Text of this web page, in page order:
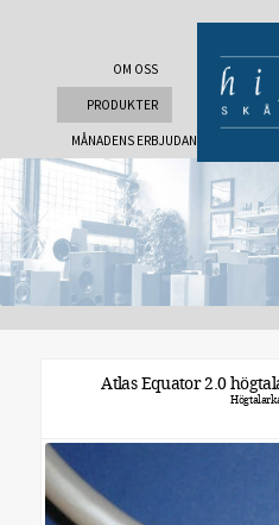
OM OSS
PRODUKTER
MÅNADENS ERBJUDANDE
Atlas Equator 2.0